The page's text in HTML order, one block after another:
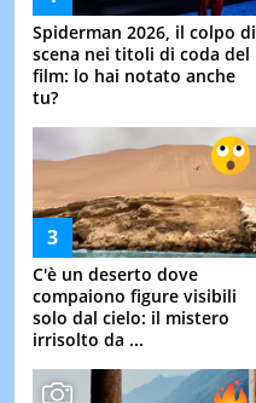
Spiderman 2026, il colpo di
scena nei titoli di coda del
film: lo hai notato anche
tu?
C'è un deserto dove
compaiono figure visibili
solo dal cielo: il mistero
irrisolto da ...